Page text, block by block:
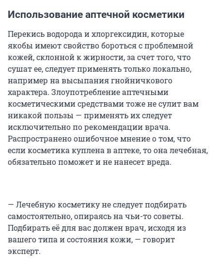
Использование аптечной косметики
Перекись водорода и хлоргексидин, которые
якобы имеют свойство бороться с проблемной
кожей, склонной к жирности, за счет того, что
сушат ее, следует применять только локально,
например на высыпания гнойничкового
характера. Злоупотребление аптечными
косметическими средствами тоже не сулит вам
никакой пользы — применять их следует
исключительно по рекомендации врача.
Распространено ошибочное мнение о том, что
если косметика куплена в аптеке, то она лечебная,
обязательно поможет и не нанесет вреда.
— Лечебную косметику не следует подбирать
самостоятельно, опираясь на чьи-то советы.
Подбирать её для вас должен врач, исходя из
вашего типа и состояния кожи, — говорит
эксперт.